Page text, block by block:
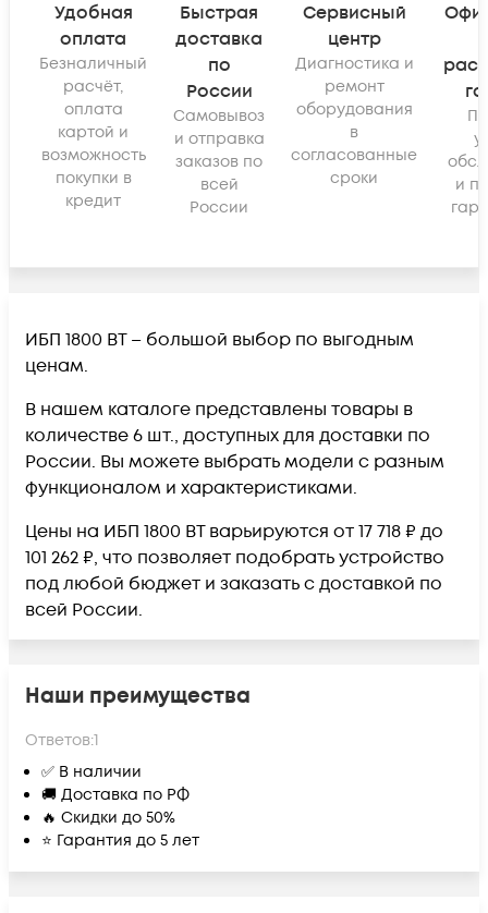
Удобная
оплата
Безналичный
расчёт,
оплата
картой и
возможность
покупки в
кредит
Быстрая
доставка
по
России
Самовывоз
и отправка
заказов по
всей
России
Сервисный
центр
Диагностика и
ремонт
оборудования
в
согласованные
сроки
и
ИБП 1800 ВТ – большой выбор по выгодным
ценам.
В нашем каталоге представлены товары в
количестве 6 шт., доступных для доставки по
России. Вы можете выбрать модели с разным
функционалом и характеристиками.
Цены на ИБП 1800 ВТ варьируются от 17 718 ₽ до
101 262 ₽, что позволяет подобрать устройство
под любой бюджет и заказать с доставкой по
всей России.
Наши преимущества
Ответов:1
✅ В наличии
🚚 Доставка по РФ
🔥 Скидки до 50%
⭐ Гарантия до 5 лет